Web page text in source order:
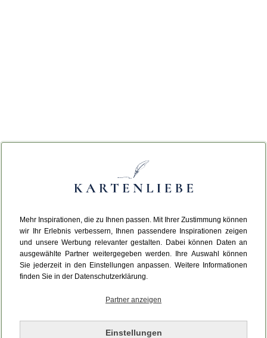
Mehr Inspirationen, die zu Ihnen passen. Mit Ihrer Zustimmung können
wir Ihr Erlebnis verbessern, Ihnen passendere Inspirationen zeigen
und unsere Werbung relevanter gestalten. Dabei können Daten an
ausgewählte Partner weitergegeben werden. Ihre Auswahl können
Sie jederzeit in den Einstellungen anpassen. Weitere Informationen
finden Sie in der Datenschutzerklärung.
Partner anzeigen
Einstellungen